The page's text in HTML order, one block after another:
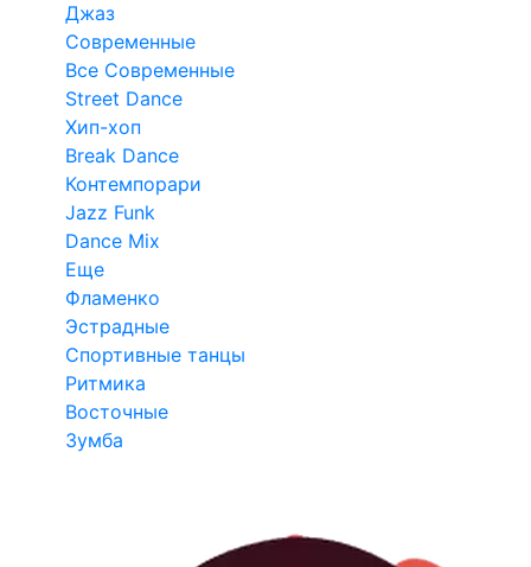
Джаз
Современные
Все Современные
Street Dance
Хип-хоп
Break Dance
Контемпорари
Jazz Funk
Dance Mix
Еще
Фламенко
Эстрадные
Спортивные танцы
Ритмика
Восточные
Зумба